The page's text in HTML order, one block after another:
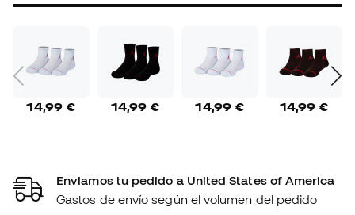
14,99 € 14,99 € 14,99 € 14,99 €
Enviamos tu pedido a United States of America
Gastos de envío según el volumen del pedido